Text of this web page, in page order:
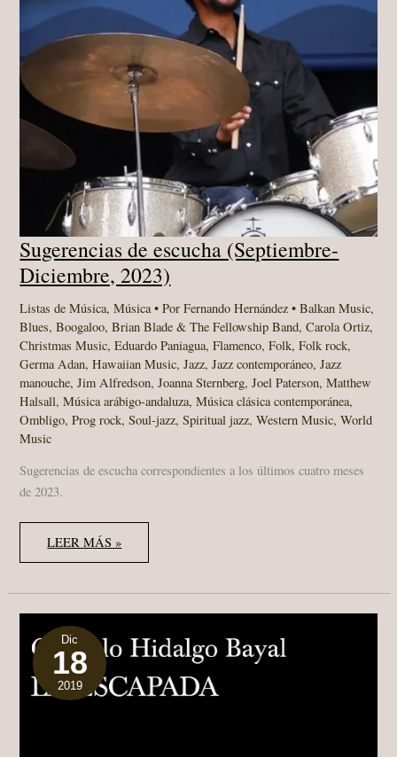
Sugerencias de escucha (Septiembre-
Diciembre, 2023)
Listas de Música,Música • PorFernando Hernández•Balkan Music,
Blues,Boogaloo,Brian Blade & The Fellowship Band,Carola Ortiz,
Christmas Music,Eduardo Paniagua,Flamenco,Folk,Folk rock,
Germa Adan,Hawaiian Music,Jazz,Jazz contemporáneo,Jazz
manouche,Jim Alfredson,Joanna Sternberg,Joel Paterson,Matthew
Halsall,Música arábigo-andaluza,Música clásica contemporánea,
Ombligo,Prog rock,Soul-jazz,Spiritual jazz,Western Music,World
Music
Sugerencias de escucha correspondientes a los últimos cuatro meses
de 2023.
SUGERENCIAS
DE
ESCUCHA
DICIEMBRE,
LEER MÁS »
Dic
18
2019